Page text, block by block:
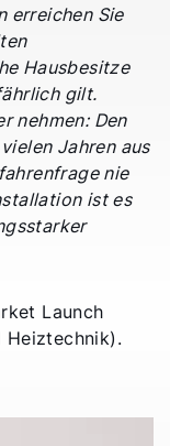
erreichen Sie
Hausbesitze
gilt.
nehmen: Den
Jahren aus
nie
ist es
Launch
Heiztechnik).